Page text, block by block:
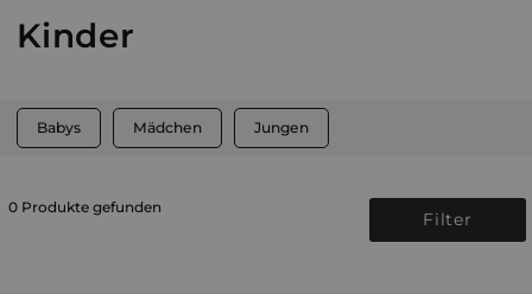
Kinder
Babys Mädchen Jungen
0 Produkte gefunden
Filter